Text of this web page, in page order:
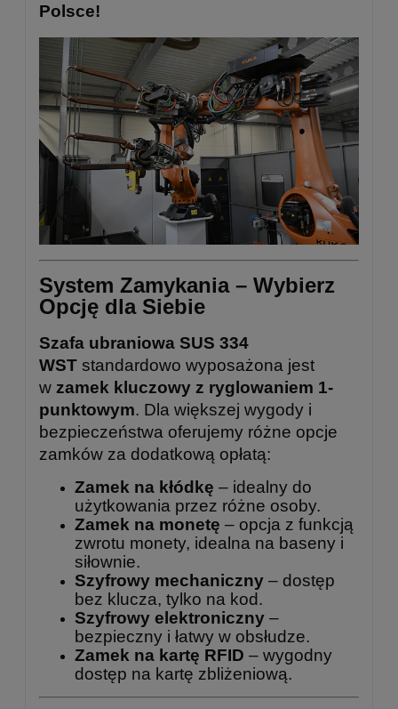
Polsce!
System Zamykania – Wybierz
Opcję dla Siebie
Szafa ubraniowa SUS 334
WST standardowo wyposażona jest
w zamek kluczowy z ryglowaniem 1-
punktowym. Dla większej wygody i
bezpieczeństwa oferujemy różne opcje
zamków za dodatkową opłatą:
Zamek na kłódkę – idealny do
użytkowania przez różne osoby.
Zamek na monetę – opcja z funkcją
zwrotu monety, idealna na baseny i
siłownie.
Szyfrowy mechaniczny – dostęp
bez klucza, tylko na kod.
Szyfrowy elektroniczny –
bezpieczny i łatwy w obsłudze.
Zamek na kartę RFID – wygodny
dostęp na kartę zbliżeniową.